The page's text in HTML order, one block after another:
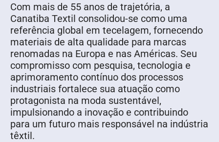
Com mais de 55 anos de trajetória, a
Canatiba Textil consolidou-se como uma
referência global em tecelagem, fornecendo
materiais de alta qualidade para marcas
renomadas na Europa e nas Américas. Seu
compromisso com pesquisa, tecnologia e
aprimoramento contínuo dos processos
industriais fortalece sua atuação como
protagonista na moda sustentável,
impulsionando a inovação e contribuindo
para um futuro mais responsável na indústria
têxtil.